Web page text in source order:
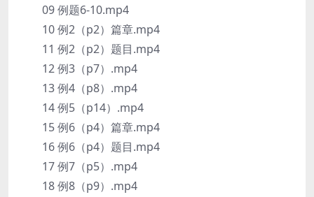
09 例题6-10.mp4
10 例2（p2）篇章.mp4
11 例2（p2）题目.mp4
12 例3（p7）.mp4
13 例4（p8）.mp4
14 例5（p14）.mp4
15 例6（p4）篇章.mp4
16 例6（p4）题目.mp4
17 例7（p5）.mp4
18 例8（p9）.mp4